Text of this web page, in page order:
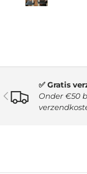
VORIGE
✅ Gratis
Onder €50